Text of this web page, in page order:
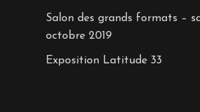
Salon des grands formats –
octobre 2019
Exposition Latitude 33